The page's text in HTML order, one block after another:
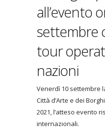
all’evento
settembre
tour
nazioni
Venerdì 10 settembre
Città d’Arte e dei
2021, l’atteso evento
internazionali.